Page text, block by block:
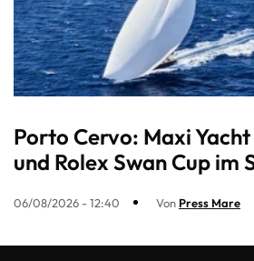
Porto Cervo: Maxi
und Rolex Swan Cup im
06/08/2026 - 12:40 Von Press Mare